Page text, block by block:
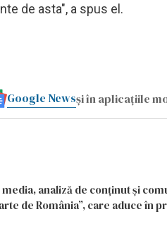
de asta", a spus el.
Google Newsși în aplicațiile
analiză de conținut și
de România”, care aduce în